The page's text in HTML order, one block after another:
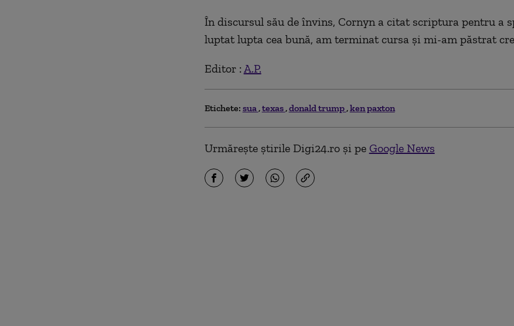
În discursul său de învins, Cornyn a citat scriptura pentru a
luptat lupta cea bună, am terminat cursa şi mi-am păstrat
Editor : A.P.
Etichete: sua texas donald trump ken paxton
Urmărește știrile Digi24.ro și pe Google News